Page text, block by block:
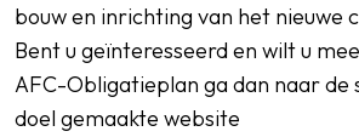
bouw en inrichting van het nieuwe
Bent u geïnteresseerd en wilt u
AFC-Obligatieplan ga dan naar de
doel gemaakte website